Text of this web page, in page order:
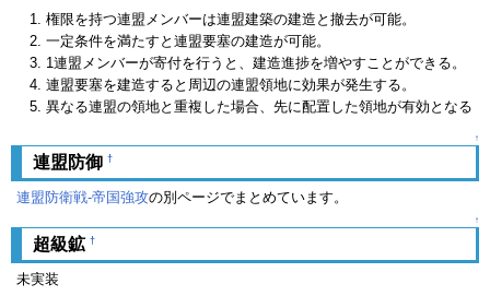
権限を持つ連盟メンバーは連盟建築の建造と撤去が可能。
一定条件を満たすと連盟要塞の建造が可能。
1連盟メンバーが寄付を行うと、建造進捗を増やすことができる。
連盟要塞を建造すると周辺の連盟領地に効果が発生する。
異なる連盟の領地と重複した場合、先に配置した領地が有効となる
↑
連盟防御 †
連盟防衛戦-帝国強攻の別ページでまとめています。
↑
超級鉱 †
未実装